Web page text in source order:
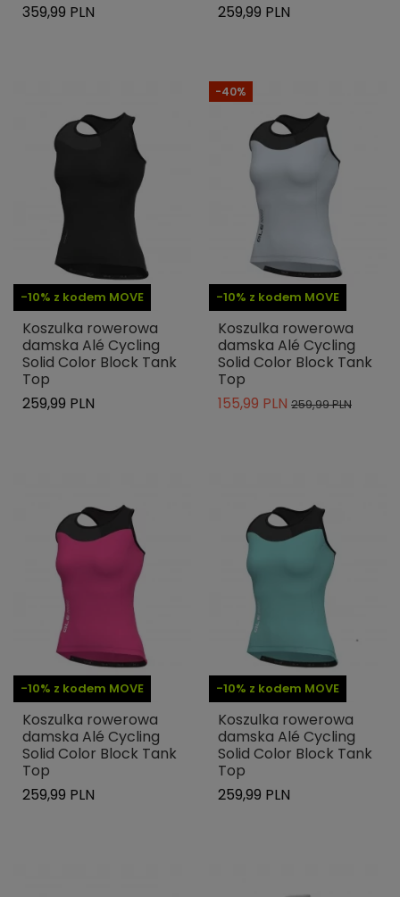
359,99 PLN
259,99 PLN
-10% z kodem MOVE
Koszulka rowerowa
damska Alé Cycling
Solid Color Block Tank
Top
259,99 PLN
-10% z kodem MOVE
-40%
Koszulka rowerowa
damska Alé Cycling
Solid Color Block Tank
Top
155,99 PLN 259,99 PLN
-10% z kodem MOVE
Koszulka rowerowa
damska Alé Cycling
Solid Color Block Tank
Top
259,99 PLN
-10% z kodem MOVE
Koszulka rowerowa
damska Alé Cycling
Solid Color Block Tank
Top
259,99 PLN